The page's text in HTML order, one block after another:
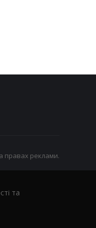
правах реклами.
та